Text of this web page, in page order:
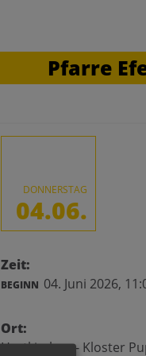
Pfarre
DONNERSTAG
04.06.
Zeit:
BEGINN 04. Juni 2026,
Ort:
Hartkirchen - Kloster